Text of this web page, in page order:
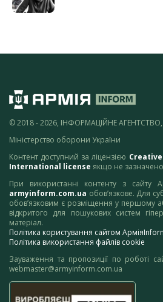
© 2018 - 2026, ІНФОРМАЦІЙНЕ АГЕНТСТВО,
Міністерство оборони України
Контент доступний за ліцензією
International license якщо не
При використанні контенту з сайту
armyinform.com.ua обов’язкове. Для
обов’язковим є розміщення у першому
відкритого для пошукових систем
матеріал.
Політика користування сайтом
Політика використання файлів cookie
Зауваження та пропозиції по роботі
webmaster@armyinform.com.ua